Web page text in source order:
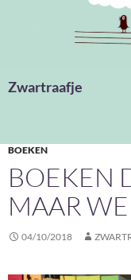
Zwartraafje
BOEKEN
BOEKEN
MAAR
04/10/2018